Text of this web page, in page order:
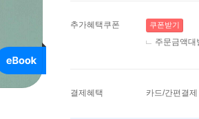
추가혜택쿠폰 쿠폰받기
주문금액대
결제혜택 카드/간편결